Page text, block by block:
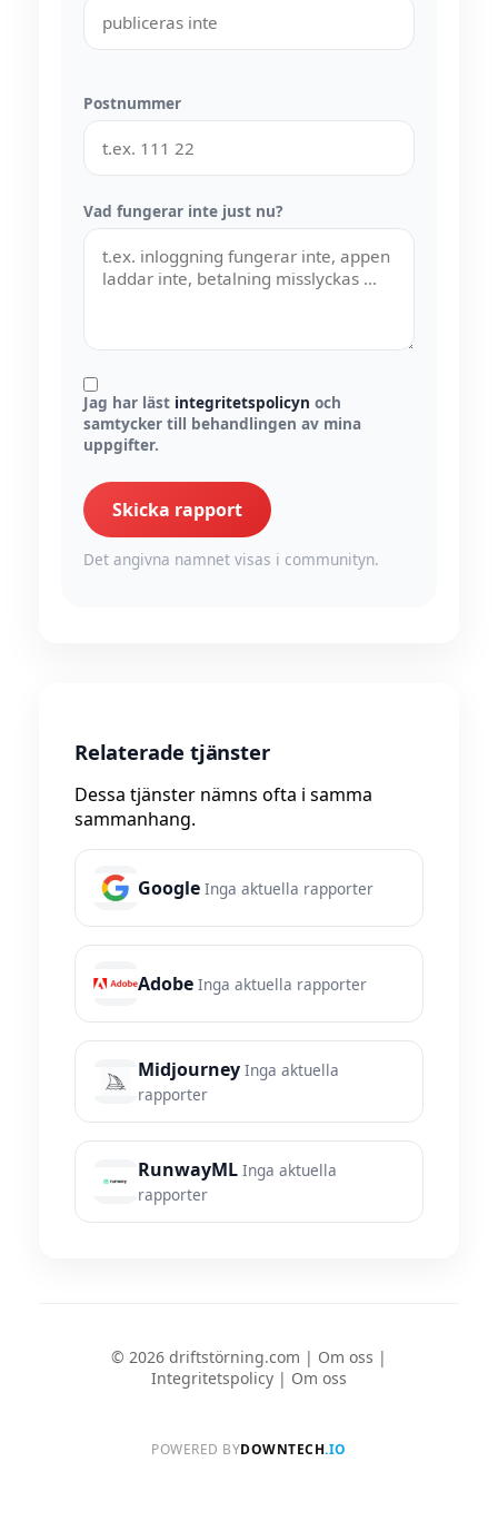
Postnummer
Vad fungerar inte just nu?
Jag har läst integritetspolicyn och
samtycker till behandlingen av mina
uppgifter.
Skicka rapport
Det angivna namnet visas i communityn.
Relaterade tjänster
Dessa tjänster nämns ofta i samma
sammanhang.
Google Inga aktuella rapporter
Adobe Inga aktuella rapporter
Midjourney Inga aktuella
rapporter
RunwayML Inga aktuella
rapporter
© 2026 driftstörning.com | Om oss |
Integritetspolicy | Om oss
POWERED BYDOWNTECH.IO